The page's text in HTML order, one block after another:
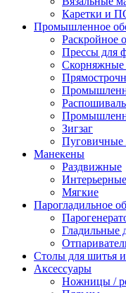
Каретки и
Промышленное
Раскройное
Прессы для
Скорняжные
Зигзаг
Пуговичные
Манекены
Раздвижные
Интерьерные
Мягкие
Парогладильное
Гладильные
Столы для шитья
Аксессуары
Ножницы /